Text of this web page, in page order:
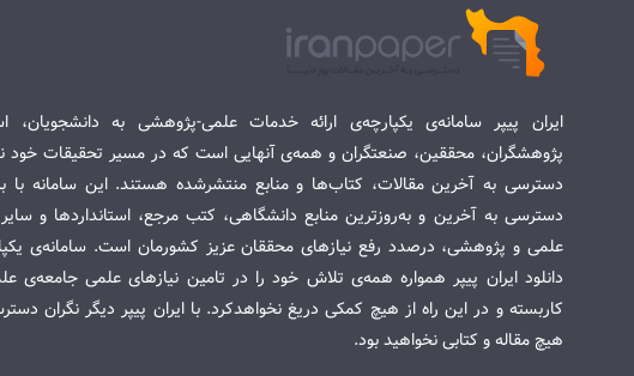
ایران پیپر سامانه‌ی یکپارچه‌ی ارائه خدمات علمی-پژوهشی به دانشجویان،
پژوهشگران، محققین، صنعتگران و همه‌ی آنهایی است که در مسیر تحقیقات خود
دسترسی به آخرین مقالات، کتاب‌ها و منابع منتشرشده هستند. این سامانه با
دسترسی به آخرین و به‌روزترین منابع دانشگاهی، کتب مرجع، استانداردها و سایر
علمی و پژوهشی، درصدد رفع نیازهای محققان عزیز کشورمان است. سامانه‌ی
دانلود ایران پیپر همواره همه‌ی تلاش خود را در تامین نیازهای علمی جامعه‌ی
کاربسته و در این راه از هیچ کمکی دریغ نخواهدکرد. با ایران پیپر دیگر نگران
هیچ مقاله و کتابی نخواهید بود.